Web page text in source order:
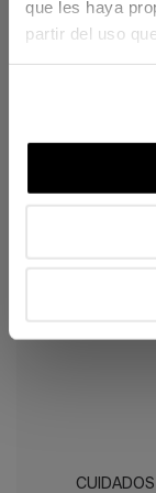
que les haya
partir del uso
100% algodón
Bolsa de
Ref.
CUIDADOS